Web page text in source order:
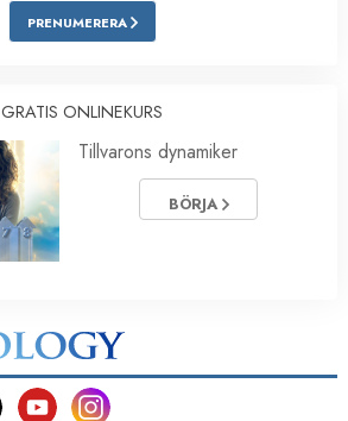
PRENUMERERA
GRATIS ONLINEKURS
Tillvarons dynamiker
BÖRJA